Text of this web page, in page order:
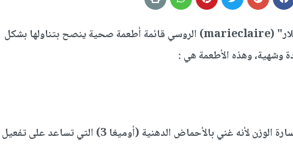
قدم موقع "ماري كلار" (marieclaire) الروسي قائمة أطعمة صحية ينصح بتناولها بشكل
وشهية، وهذه الأطعمة هي :
من الأطعمة التي تساعد على خسارة الوزن لأنه غني بالأحماض الدهنية (أوميغا 3) التي تساعد على تفعيل